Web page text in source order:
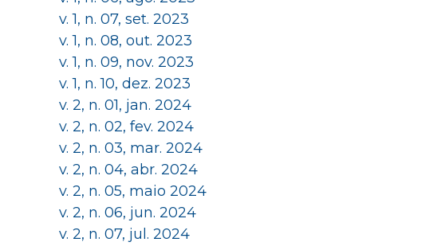
v. 1, n. 07, set. 2023
v. 1, n. 08, out. 2023
v. 1, n. 09, nov. 2023
v. 1, n. 10, dez. 2023
v. 2, n. 01, jan. 2024
v. 2, n. 02, fev. 2024
v. 2, n. 03, mar. 2024
v. 2, n. 04, abr. 2024
v. 2, n. 05, maio 2024
v. 2, n. 06, jun. 2024
v. 2, n. 07, jul. 2024